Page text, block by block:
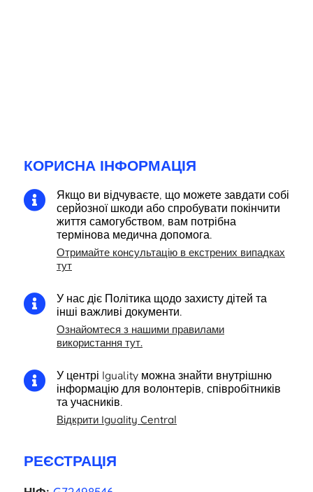
КОРИСНА ІНФОРМАЦІЯ

Якщо ви відчуваєте, що можете завдати собі
серйозної шкоди або спробувати покінчити
життя самогубством, вам потрібна
термінова медична допомога.
Отримайте консультацію в екстрених випадках
тут

У нас діє Політика щодо захисту дітей та
інші важливі документи.
Ознайомтеся з нашими правилами
використання тут.

У центрі Iguality можна знайти внутрішню
інформацію для волонтерів, співробітників
та учасників.
Відкрити Iguality Central
РЕЄСТРАЦІЯ